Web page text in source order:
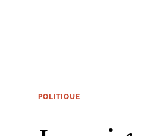
POLITIQUE